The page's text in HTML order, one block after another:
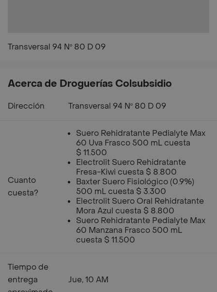
Transversal 94 Nº 80 D 09
Acerca de Droguerías Colsubsidio
Dirección Transversal 94 Nº 80 D 09
Cuanto
cuesta?
Suero Rehidratante Pedialyte Max
60 Uva Frasco 500 mL cuesta
$ 11.500
Electrolit Suero Rehidratante
Fresa-Kiwi cuesta $ 8.800
Baxter Suero Fisiológico (0.9%)
500 mL cuesta $ 3.300
Electrolit Suero Oral Rehidratante
Mora Azul cuesta $ 8.800
Suero Rehidratante Pedialyte Max
60 Manzana Frasco 500 mL
cuesta $ 11.500
Tiempo de
entrega
Jue, 10 AM